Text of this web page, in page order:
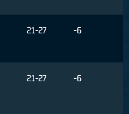
21-27 -6
21-27 -6